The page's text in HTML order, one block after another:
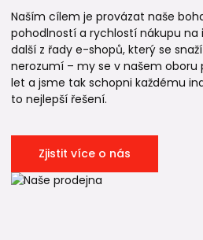
Naším cílem je provázat naše
pohodlností a rychlostí nákupu
další z řady e-shopů, který se
nerozumí – my se v našem oboru
let a jsme tak schopni každému
to nejlepší řešení.
Zjistit více o nás